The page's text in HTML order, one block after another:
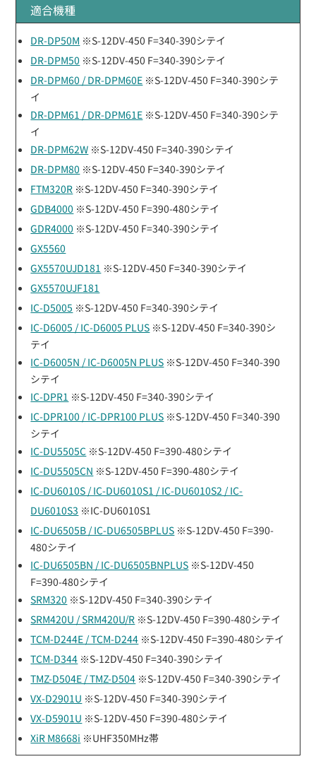
適合機種
DR-DP50M ※S-12DV-450 F=340-390シテイ
DR-DPM50 ※S-12DV-450 F=340-390シテイ
DR-DPM60 / DR-DPM60E ※S-12DV-450 F=340-390シテ
イ
DR-DPM61 / DR-DPM61E ※S-12DV-450 F=340-390シテ
イ
DR-DPM62W ※S-12DV-450 F=340-390シテイ
DR-DPM80 ※S-12DV-450 F=340-390シテイ
FTM320R ※S-12DV-450 F=340-390シテイ
GDB4000 ※S-12DV-450 F=390-480シテイ
GDR4000 ※S-12DV-450 F=340-390シテイ
GX5560
GX5570UJD181 ※S-12DV-450 F=340-390シテイ
GX5570UJF181
IC-D5005 ※S-12DV-450 F=340-390シテイ
IC-D6005 / IC-D6005 PLUS ※S-12DV-450 F=340-390シ
テイ
IC-D6005N / IC-D6005N PLUS ※S-12DV-450 F=340-390
シテイ
IC-DPR1 ※S-12DV-450 F=340-390シテイ
IC-DPR100 / IC-DPR100 PLUS ※S-12DV-450 F=340-390
シテイ
IC-DU5505C ※S-12DV-450 F=390-480シテイ
IC-DU5505CN ※S-12DV-450 F=390-480シテイ
IC-DU6010S / IC-DU6010S1 / IC-DU6010S2 / IC-
DU6010S3 ※IC-DU6010S1
IC-DU6505B / IC-DU6505BPLUS ※S-12DV-450 F=390-
480シテイ
IC-DU6505BN / IC-DU6505BNPLUS ※S-12DV-450
F=390-480シテイ
SRM320 ※S-12DV-450 F=340-390シテイ
SRM420U / SRM420U/R ※S-12DV-450 F=390-480シテイ
TCM-D244E / TCM-D244 ※S-12DV-450 F=390-480シテイ
TCM-D344 ※S-12DV-450 F=340-390シテイ
TMZ-D504E / TMZ-D504 ※S-12DV-450 F=340-390シテイ
VX-D2901U ※S-12DV-450 F=340-390シテイ
VX-D5901U ※S-12DV-450 F=390-480シテイ
XiR M8668i ※UHF350MHz帯